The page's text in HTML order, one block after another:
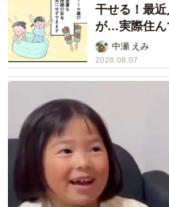
干せる！最
が…実際住ん
中瀬 えみ
2026.08.07